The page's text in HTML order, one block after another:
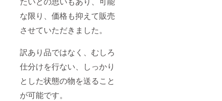
な限り、価格も抑えて販売
させていただきました。
訳あり品ではなく、むしろ
仕分けを行ない、しっかり
とした状態の物を送ること
が可能です。